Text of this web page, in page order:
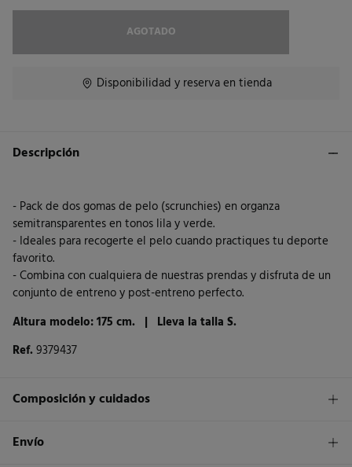
AGOTADO
Disponibilidad y reserva en tienda
Descripción
- Pack de dos gomas de pelo (scrunchies) en organza
semitransparentes en tonos lila y verde.
- Ideales para recogerte el pelo cuando practiques tu deporte
favorito.
- Combina con cualquiera de nuestras prendas y disfruta de un
conjunto de entreno y post-entreno perfecto.
Altura modelo: 175 cm. | Lleva la talla S.
Ref.9379437
Composición y cuidados
Composición
Envío